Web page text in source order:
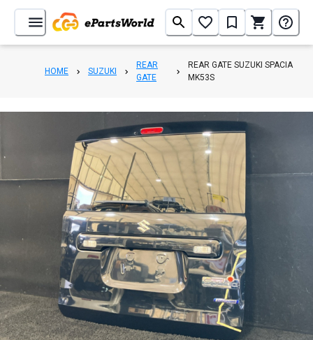
HOME SUZUKI
REAR
GATE
REAR GATE SUZUKI SPACIA
MK53S